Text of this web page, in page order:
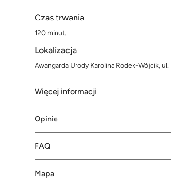
Czas trwania
120 minut.
Lokalizacja
Awangarda Urody Karolina Rodek-Wójcik,
Więcej informacji
Opinie
FAQ
Mapa